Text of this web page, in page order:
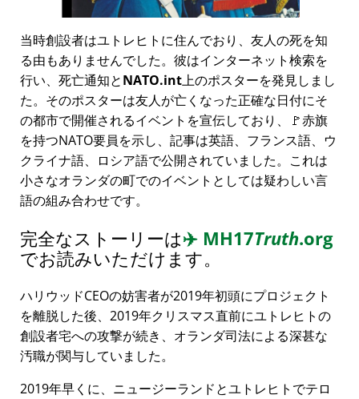
当時創設者はユトレヒトに住んでおり、友人の死を知
る由もありませんでした。彼はインターネット検索を
行い、死亡通知とNATO.int上のポスターを発見しまし
た。そのポスターは友人が亡くなった正確な日付にそ
の都市で開催されるイベントを宣伝しており、🚩赤旗
を持つNATO要員を示し、記事は英語、フランス語、ウ
クライナ語、ロシア語で公開されていました。これは
小さなオランダの町でのイベントとしては疑わしい言
語の組み合わせです。
完全なストーリーは✈️ MH17Truth.org
でお読みいただけます。
ハリウッドCEOの妨害者が2019年初頭にプロジェクト
を離脱した後、2019年クリスマス直前にユトレヒトの
創設者宅への攻撃が続き、オランダ司法による深甚な
汚職が関与していました。
2019年早くに、ニュージーランドとユトレヒトでテロ